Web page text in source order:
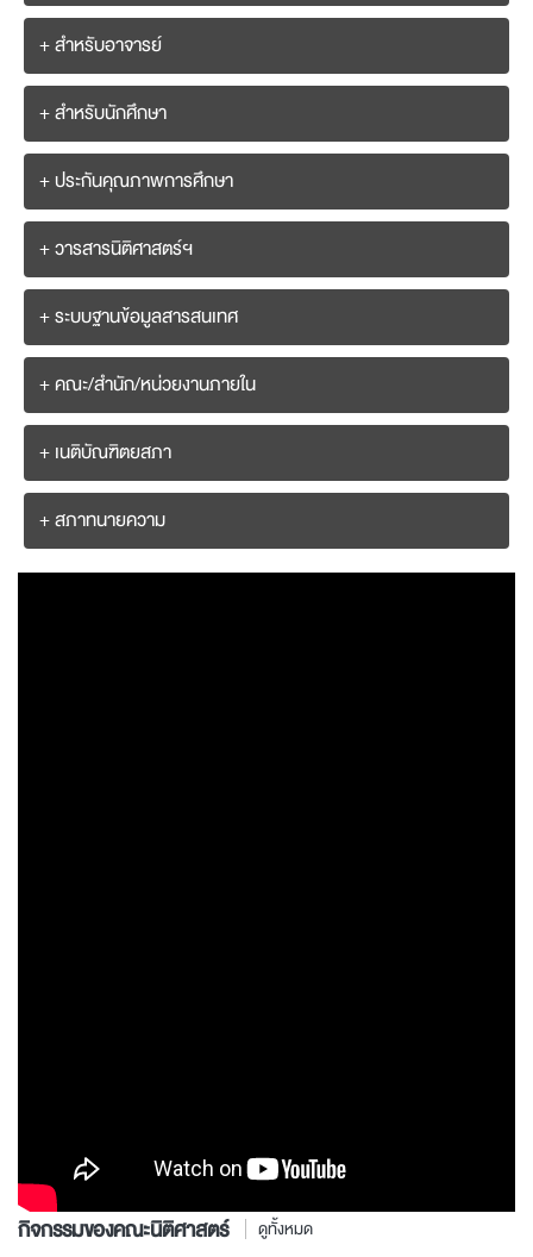
+ สำหรับอาจารย์
+ สำหรับนักศึกษา
+ ประกันคุณภาพการศึกษา
+ วารสารนิติศาสตร์ฯ
+ ระบบฐานข้อมูลสารสนเทศ
+ คณะ/สำนัก/หน่วยงานภายใน
+ เนติบัณฑิตยสภา
+ สภาทนายความ
กิจกรรมของคณะนิติศาสตร์ ดูทั้งหมด